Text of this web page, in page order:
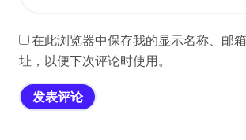
在此浏览器中保存我的显示名称、邮
址，以便下次评论时使用。